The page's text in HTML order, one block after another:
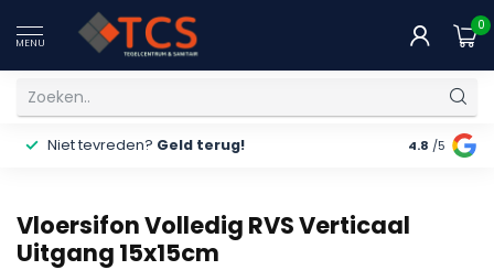
MENU
0
Niet tevreden? Geld terug! Gratis
4.8 /5
Vloersifon Volledig RVS Verticaal
Uitgang 15x15cm